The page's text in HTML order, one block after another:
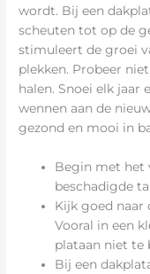
wordt. Bij een
scheuten tot op de
stimuleert de groei
plekken. Probeer
halen. Snoei elk jaar
wennen aan de
gezond en mooi in
Begin met het
beschadigde
Kijk goed naar
Vooral in een
plataan niet te
Bij een